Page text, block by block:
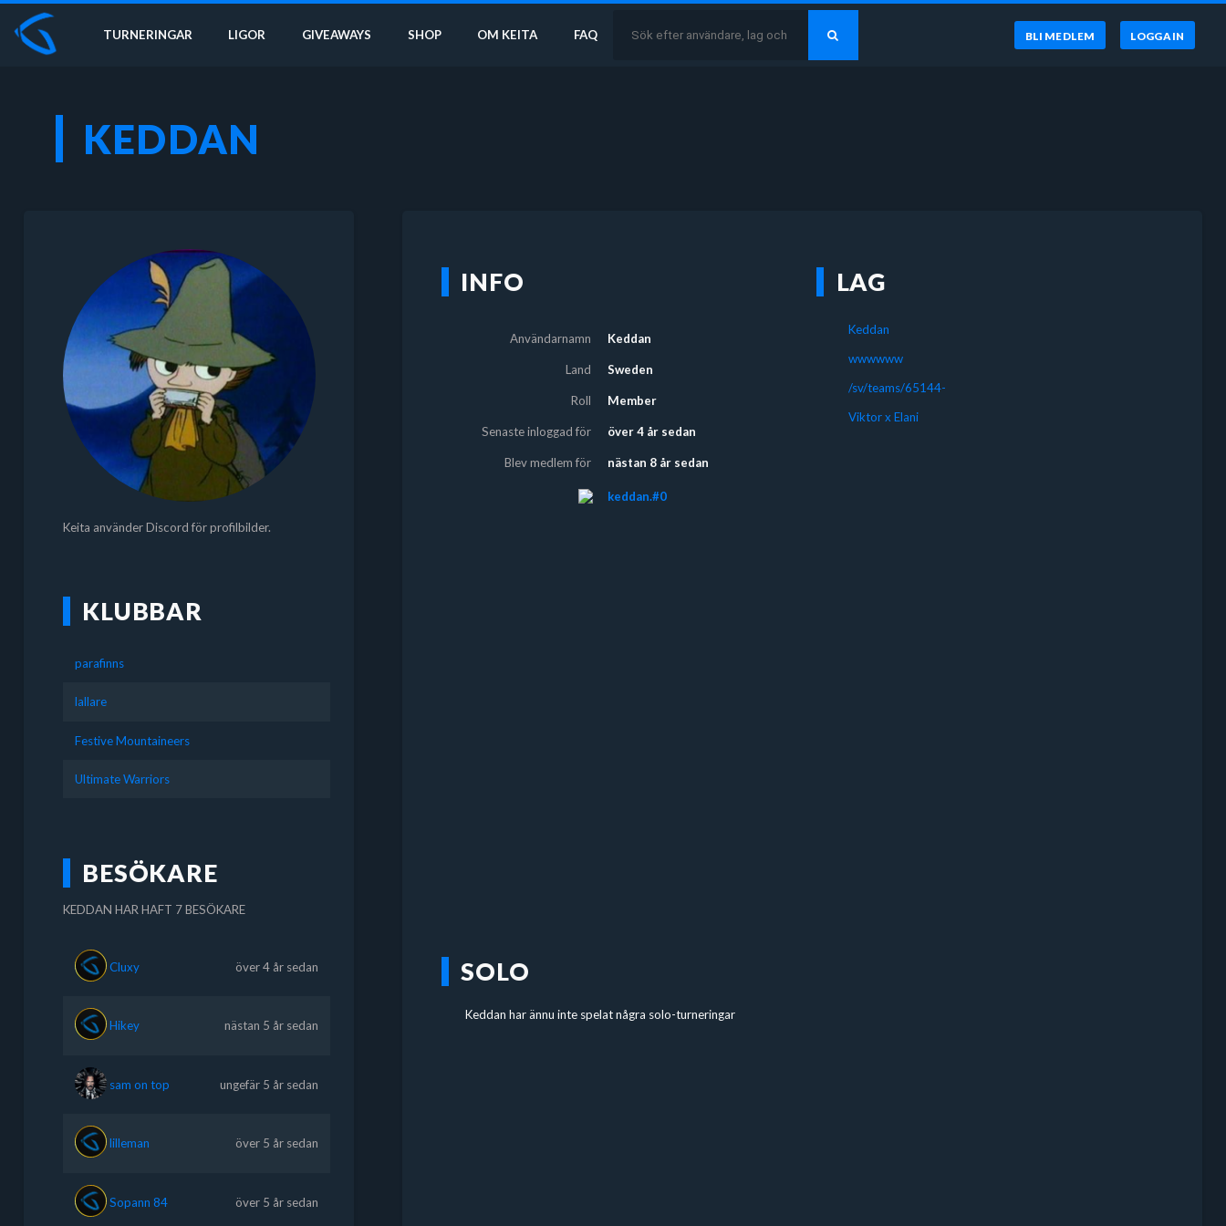
TURNERINGAR LIGOR GIVEAWAYS SHOP OM KEITA FAQ BLI MEDLEM LOGGA IN
KEDDAN
Keita använder Discord för profilbilder.
KLUBBAR
parafinns
lallare
Festive Mountaineers
Ultimate Warriors
BESÖKARE
KEDDAN HAR HAFT 7 BESÖKARE
Cluxy över 4 år sedan
Hikey nästan 5 år sedan
sam on top ungefär 5 år sedan
lilleman över 5 år sedan
Sopann 84 över 5 år sedan
INFO
Användarnamn Keddan
Land Sweden
Roll Member
Senaste inloggad för över 4 år sedan
Blev medlem för nästan 8 år sedan
keddan.#0
LAG
Keddan
wwwwww
/sv/teams/65144-
Viktor x Elani
SOLO
Keddan har ännu inte spelat några solo-turneringar